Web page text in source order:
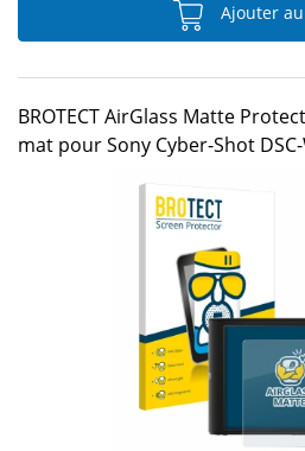
Ajouter
BROTECT AirGlass Matte
mat pour Sony Cyber-Shot